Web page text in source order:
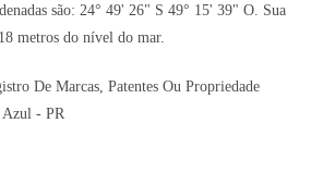
são: 24° 49' 26" S 49° 15' 39" O. Sua
metros do nível do mar.
De Marcas, Patentes Ou Propriedade
Azul - PR